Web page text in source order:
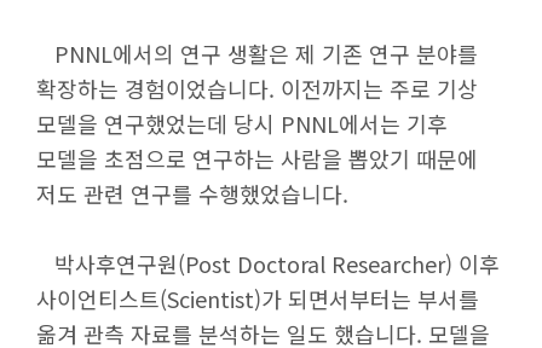
PNNL에서의 연구 생활은 제 기존 연구 분야를
확장하는 경험이었습니다. 이전까지는 주로 기상
모델을 연구했었는데 당시 PNNL에서는 기후
모델을 초점으로 연구하는 사람을 뽑았기 때문에
저도 관련 연구를 수행했었습니다.
박사후연구원(Post Doctoral Researcher) 이후
사이언티스트(Scientist)가 되면서부터는 부서를
옮겨 관측 자료를 분석하는 일도 했습니다. 모델을